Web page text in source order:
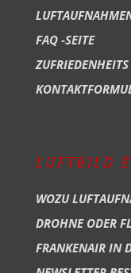
FAQ -SEITE
LUFTBILD
WOZU
DROHNE ODER
FRANKENAIR IN